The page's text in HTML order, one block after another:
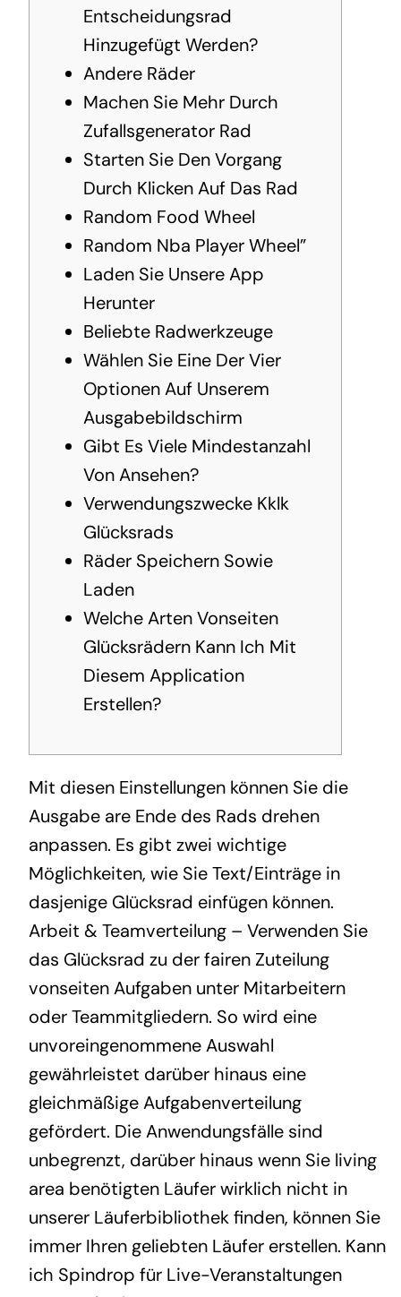
Entscheidungsrad
Hinzugefügt Werden?
Andere Räder
Machen Sie Mehr Durch
Zufallsgenerator Rad
Starten Sie Den Vorgang
Durch Klicken Auf Das Rad
Random Food Wheel
Random Nba Player Wheel”
Laden Sie Unsere App
Herunter
Beliebte Radwerkzeuge
Wählen Sie Eine Der Vier
Optionen Auf Unserem
Ausgabebildschirm
Gibt Es Viele Mindestanzahl
Von Ansehen?
Verwendungszwecke Kklk
Glücksrads
Räder Speichern Sowie
Laden
Welche Arten Vonseiten
Glücksrädern Kann Ich Mit
Diesem Application
Erstellen?
Mit diesen Einstellungen können Sie die
Ausgabe are Ende des Rads drehen
anpassen. Es gibt zwei wichtige
Möglichkeiten, wie Sie Text/Einträge in
dasjenige Glücksrad einfügen können.
Arbeit & Teamverteilung – Verwenden Sie
das Glücksrad zu der fairen Zuteilung
vonseiten Aufgaben unter Mitarbeitern
oder Teammitgliedern. So wird eine
unvoreingenommene Auswahl
gewährleistet darüber hinaus eine
gleichmäßige Aufgabenverteilung
gefördert. Die Anwendungsfälle sind
unbegrenzt, darüber hinaus wenn Sie living
area benötigten Läufer wirklich nicht in
unserer Läuferbibliothek finden, können Sie
immer Ihren geliebten Läufer erstellen. Kann
ich Spindrop für Live-Veranstaltungen